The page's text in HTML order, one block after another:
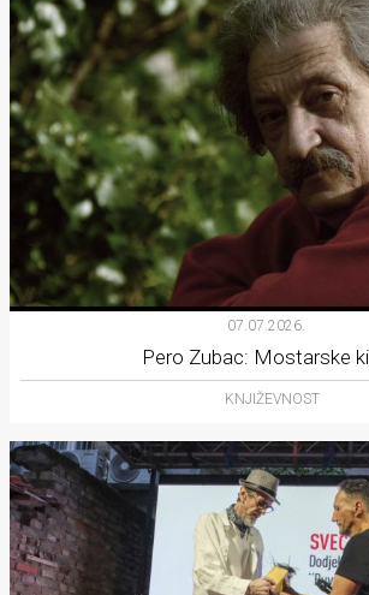
07.07.2026.
Pero Zubac: Mostarske
KNJIŽEVNOST